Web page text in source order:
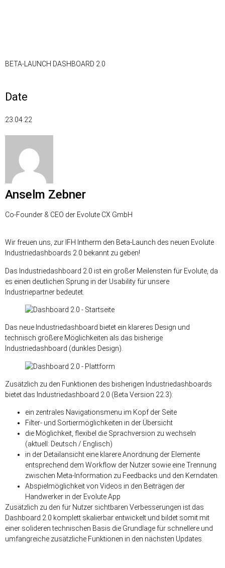
BETA-LAUNCH DASHBOARD 2.0
Date
23.04.22
Anselm Zebner
Co-Founder & CEO der Evolute CX GmbH
Wir freuen uns, zur IFH Intherm den Beta-Launch des neuen Evolute
Industriedashboards 2.0 bekannt zu geben!
Das Industriedashboard 2.0 ist ein großer Meilenstein für Evolute, da
es einen deutlichen Sprung in der Usability für unsere
Industriepartner bedeutet.
Das neue Industriedashboard bietet ein klareres Design und
technisch größere Möglichkeiten als das bisherige
Industriedashboard (dunkles Design).
Zusätzlich zu den Funktionen des bisherigen Industriedashboards
bietet das Industriedashboard 2.0 (Beta Version 22.3):
ein zentrales Navigationsmenu im Kopf der Seite
Filter- und Sortiermöglichkeiten in der Übersicht
die Möglichkeit, flexibel die Sprachversion zu wechseln
(aktuell: Deutsch / Englisch)
in der Detailansicht eine klarere Anordnung der Elemente
entsprechend dem Workflow der Nutzer sowie eine Trennung
zwischen Meta-Information zu Feedbacks und den Kerndaten.
Abspielmöglichkeit von Videos in den Beiträgen der
Handwerker in der Evolute App
Zusätzlich zu den für Nutzer sichtbaren Verbesserungen ist das
Dashboard 2.0 komplett skalierbar entwickelt und bildet somit mit
einer solideren technischen Basis die Grundlage für schnellere und
umfangreiche zusätzliche Funktionen in den nächsten Updates.